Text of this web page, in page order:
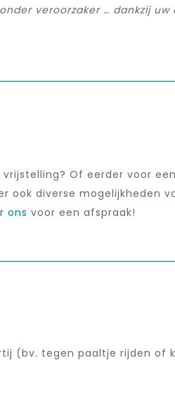
veroorzaker … dankzij uw
Of eerder voor
ook diverse mogelijkheden
ons voor een afspraak!
(bv. tegen paaltje rijden of